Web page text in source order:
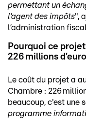
permettant un
l’agent des impôts",
l’administration
Pourquoi ce
226 millions
Le coût du projet a
Chambre : 226
beaucoup, c'est une
programme